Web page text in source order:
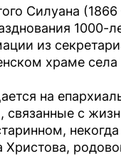
Силуана (1866
1000-
из
храме
на
связанные с
Христова,